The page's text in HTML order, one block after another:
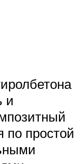
и
по простой